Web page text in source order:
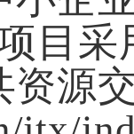
目
源